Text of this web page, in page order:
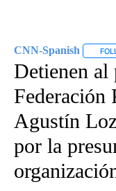
CNN-Spanish
Detienen al
Federación
Agustín
por la